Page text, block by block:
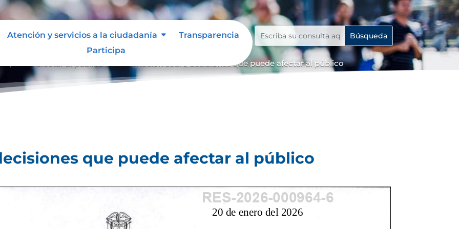
Atención y servicios a la ciudadanía
Transparencia
Participa
puede afectar al público Información sobre decisiones que puede afectar al público
que puede afectar al público